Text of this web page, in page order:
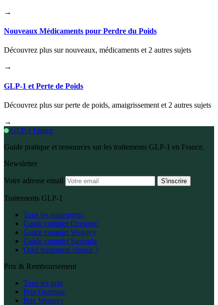
→
Nouveaux Médicaments pour Perdre du Poids
Découvrez plus sur nouveaux, médicaments et 2 autres sujets
→
GLP-1 et Perte de Poids
Découvrez plus sur perte de poids, amaigrissement et 2 autres sujets
→
GLP-1 France
Guide pratique et ressources sur les traitements GLP-1 en France.
Newsletter
Votre adresse email S'inscrire
Traitements GLP-1
Tous les traitements
Guide complet Ozempic
Guide complet Wegovy
Guide complet Saxenda
Quel traitement choisir ?
Prix & Remboursement
Tous les prix
Prix Ozempic
Prix Wegovy